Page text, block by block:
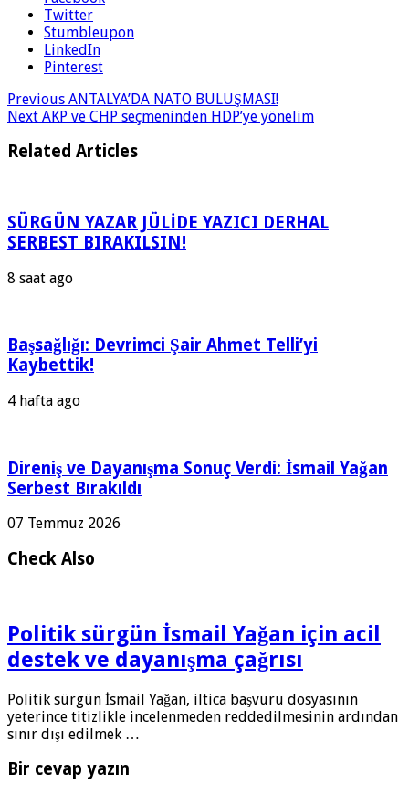
Twitter
Stumbleupon
LinkedIn
Pinterest
Previous ANTALYA’DA NATO BULUŞMASI!
Next AKP ve CHP seçmeninden HDP’ye yönelim
Related Articles
SÜRGÜN YAZAR JÜLİDE YAZICI DERHAL
SERBEST BIRAKILSIN!
8 saat ago
Başsağlığı: Devrimci Şair Ahmet Telli’yi
Kaybettik!
4 hafta ago
Direniş ve Dayanışma Sonuç Verdi: İsmail Yağan
Serbest Bırakıldı
07 Temmuz 2026
Check Also
Politik sürgün İsmail Yağan için acil
destek ve dayanışma çağrısı
Politik sürgün İsmail Yağan, iltica başvuru dosyasının
yeterince titizlikle incelenmeden reddedilmesinin ardından
sınır dışı edilmek …
Bir cevap yazın